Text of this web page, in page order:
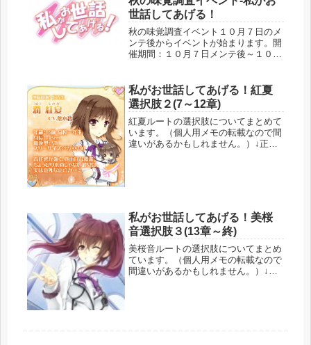
です。ぽちぽち調査イベで特効アイテ
ム...
世話してあげる！
秋の味覚調査イベント１０月７日のメ
ンテ後からイベントが始まります。開
催期間：１０月７日メンテ後～１０月
イベで必要なのはぽちぽちタップだけ
なので簡単です。遊び方イベントの画
面...
私がお世話してあげる！紅夏
選択肢２(7～12章)
紅夏ルートの選択肢についてまとめて
います。（個人用メモの転載なので間
違いがあるかもしれません。）↓正解
私がお世話してあげる！美桜
音選択肢３(13章～終)
美桜音ルートの選択肢についてまとめ
ています。（個人用メモの転載なので
間違いがあるかもしれません。）↓正